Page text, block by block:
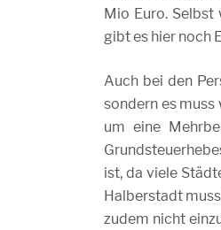
Mio Euro.
gibt es hier noch
Auch bei den
sondern es
um eine
ist, da viele
Halberstadt
zudem nicht